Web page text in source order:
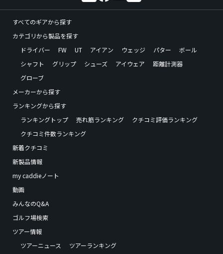
すべてのギアから探す
カテゴリから製品を探す
ドライバー
FW UT アイアン ウェッジ パター
ボール
シャフト
グリップ シューズ アイウェア
距離計測器
グローブ
メーカーから探す
ランキングから探す
ランキングトップ
売れ筋ランキング
クチコミ評価ランキング
クチコミ件数ランキング
新着クチコミ
新製品情報
my caddieノート
動画
みんなのQ&A
ゴルフ場検索
ツアー情報
ツアーニュース
ツアーランキング